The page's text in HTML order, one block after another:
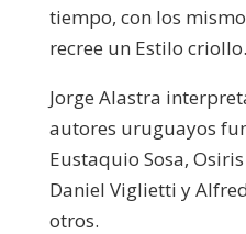
tiempo, con los
recree un Estilo criollo.
Jorge Alastra
autores uruguayos
Eustaquio Sosa,
Daniel Viglietti y
otros.